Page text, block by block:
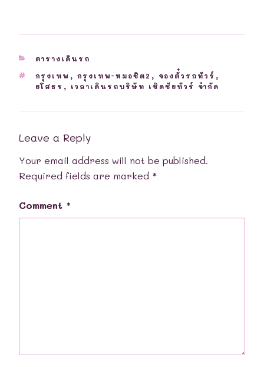
CATEGORIES
ตารางเดินรถ
TAGS
กรุงเทพ , กรุงเทพ-หมอชิต2 , จองตั๋วรถทัวร์ ,
ยโสธร , เวลาเดินรถบริษัท เชิดชัยทัวร์ จำกัด
Leave a Reply
Your email address will not be published.
Required fields are marked *
Comment *